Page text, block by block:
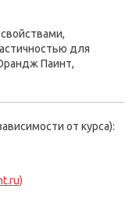
для
Паинт,
от курса):